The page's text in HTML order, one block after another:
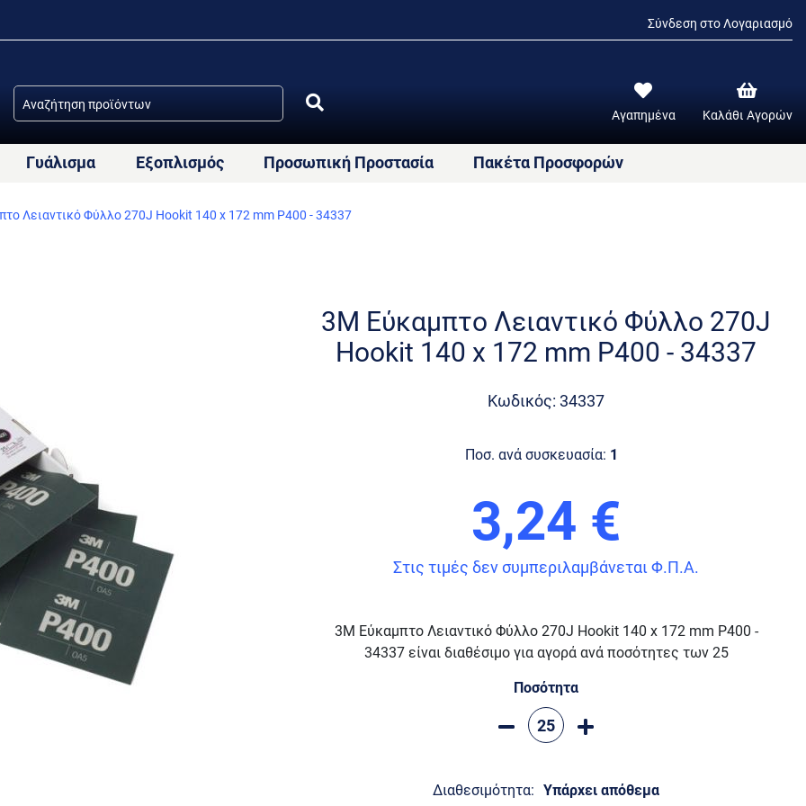
Σύνδεση στο Λογαριασμό
Αγαπημένα Καλάθι Αγορών
Γυάλισμα Εξοπλισμός Προσωπική Προστασία Πακέτα Προσφορών
Λειαντικό Φύλλο 270J Hookit 140 x 172 mm P400 - 34337
3M Εύκαμπτο Λειαντικό Φύλλο 270J
Hookit 140 x 172 mm P400 - 34337
Κωδικός: 34337
Ποσ. ανά συσκευασία: 1
3,24 €
Στις τιμές δεν συμπεριλαμβάνεται Φ.Π.Α.
3M Εύκαμπτο Λειαντικό Φύλλο 270J Hookit 140 x 172 mm P400 -
34337 είναι διαθέσιμο για αγορά ανά ποσότητες των 25
Ποσότητα
Διαθεσιμότητα: Υπάρχει απόθεμα